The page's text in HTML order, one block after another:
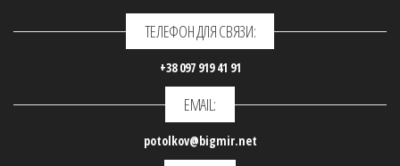
ТЕЛЕФОН ДЛЯ СВЯЗИ:
+38 097 919 41 91
EMAIL:
potolkov@bigmir.net